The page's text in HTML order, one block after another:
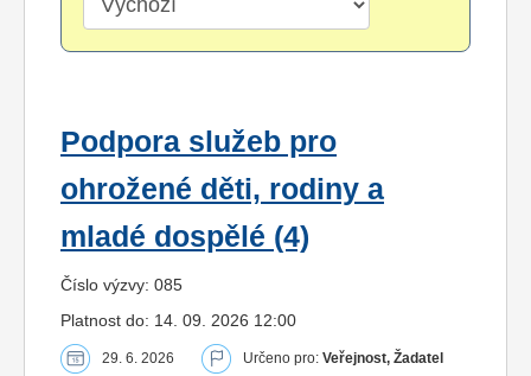
Podpora služeb pro
ohrožené děti, rodiny a
mladé dospělé (4)
Číslo výzvy: 085
Platnost do: 14. 09. 2026 12:00
29. 6. 2026 Určeno pro: Veřejnost, Žadatel